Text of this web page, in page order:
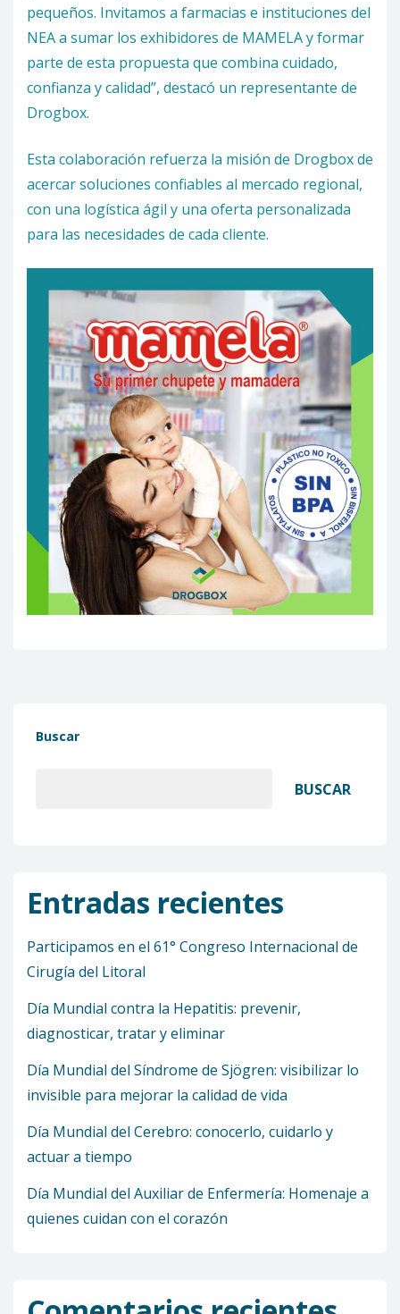
pequeños. Invitamos a farmacias e instituciones del
NEA a sumar los exhibidores de MAMELA y formar
parte de esta propuesta que combina cuidado,
confianza y calidad”, destacó un representante de
Drogbox.
Esta colaboración refuerza la misión de Drogbox de
acercar soluciones confiables al mercado regional,
con una logística ágil y una oferta personalizada
para las necesidades de cada cliente.
Buscar
BUSCAR
Entradas recientes
Participamos en el 61° Congreso Internacional de
Cirugía del Litoral
Día Mundial contra la Hepatitis: prevenir,
diagnosticar, tratar y eliminar
Día Mundial del Síndrome de Sjögren: visibilizar lo
invisible para mejorar la calidad de vida
Día Mundial del Cerebro: conocerlo, cuidarlo y
actuar a tiempo
Día Mundial del Auxiliar de Enfermería: Homenaje a
quienes cuidan con el corazón